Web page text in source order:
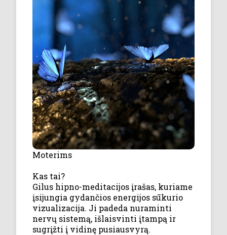
Moterims
Kas tai?
Gilus hipno-meditacijos įrašas, kuriame
įsijungia gydančios energijos sūkurio
vizualizacija. Ji padeda nuraminti
nervų sistemą, išlaisvinti įtampą ir
sugrįžti į vidinę pusiausvyrą.